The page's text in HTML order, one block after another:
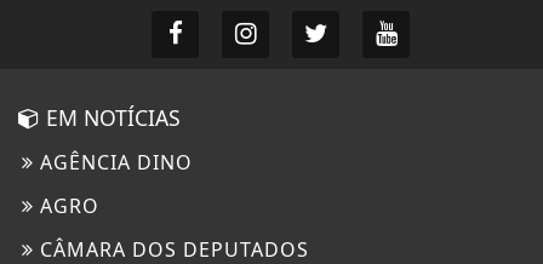
EM NOTÍCIAS
AGÊNCIA DINO
AGRO
CÂMARA DOS DEPUTADOS